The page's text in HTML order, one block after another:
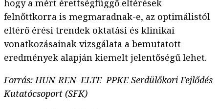
hogy a mért érettségfüggő eltérések
felnőttkorra is megmaradnak-e, az optimálistól
eltérő érési trendek oktatási és klinikai
vonatkozásainak vizsgálata a bemutatott
eredmények alapján kiemelt jelentőségű lehet.
Forrás: HUN-REN‒ELTE‒PPKE Serdülőkori Fejlődés
Kutatócsoport (SFK)